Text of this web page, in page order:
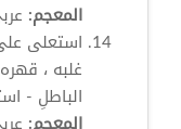
المعجم:
استعلى
غلبه ،
الباطلِ -